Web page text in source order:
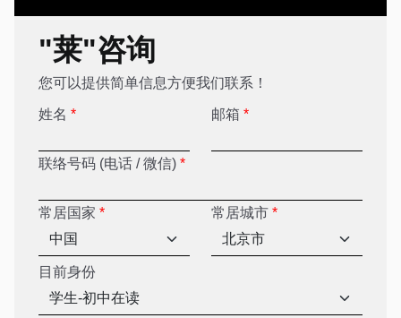
"莱"咨询
您可以提供简单信息方便我们联系！
姓名 * 邮箱 *
联络号码 (电话 / 微信) *
常居国家 * 常居城市 *
目前身份